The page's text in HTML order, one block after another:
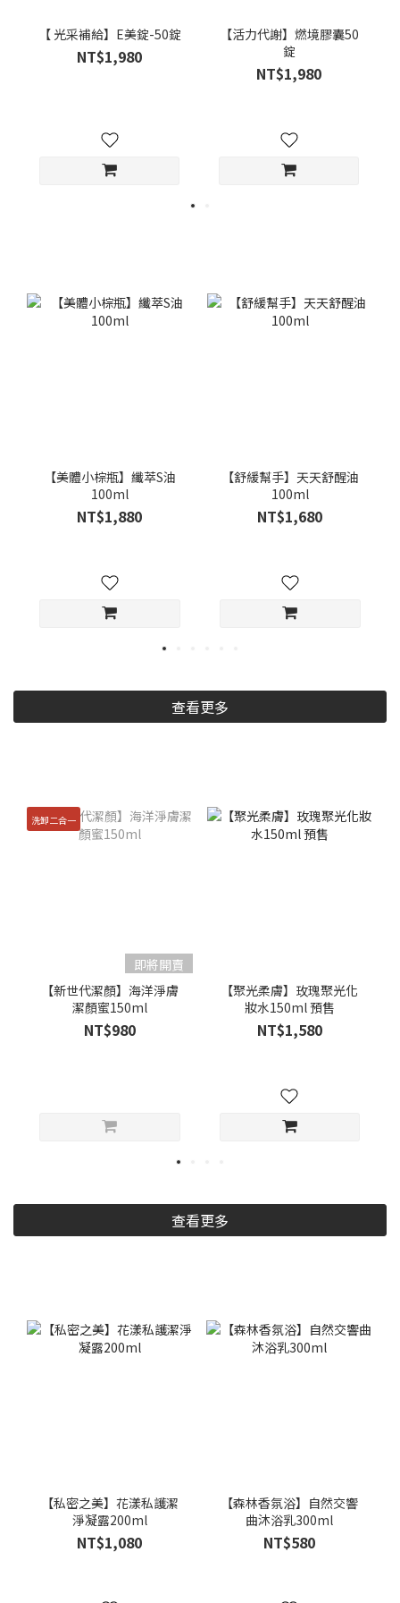
【 光采補給】E美錠-50錠
NT$1,980
【活力代謝】燃境膠囊50
錠
NT$1,980
【美體小棕瓶】纖萃S油
100ml
NT$1,880
【舒緩幫手】天天舒醒油
100ml
NT$1,680
查看更多
洗卸二合一
即將開賣
【新世代潔顏】海洋淨膚
潔顏蜜150ml
NT$980
【聚光柔膚】玫瑰聚光化
妝水150ml 預售
NT$1,580
查看更多
【私密之美】花漾私護潔
淨凝露200ml
NT$1,080
【森林香氛浴】自然交響
曲沐浴乳300ml
NT$580